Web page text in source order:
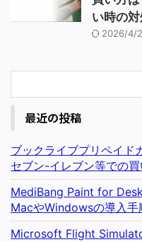
い時の
2026/4/
最近の投稿
ブックライブプリペイド
セブン-イレブン等での
MediBang Paint for
MacやWindowsの導入手
Microsoft Flight